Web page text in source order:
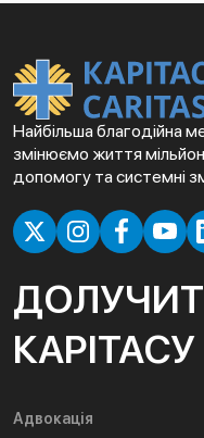
Найбільша благодійна
змінюємо життя
допомогу та системні
КАРІТАСУ
Адвокація